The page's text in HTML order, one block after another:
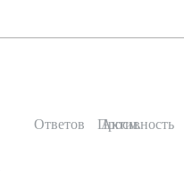
Ответов Просм.
Активность